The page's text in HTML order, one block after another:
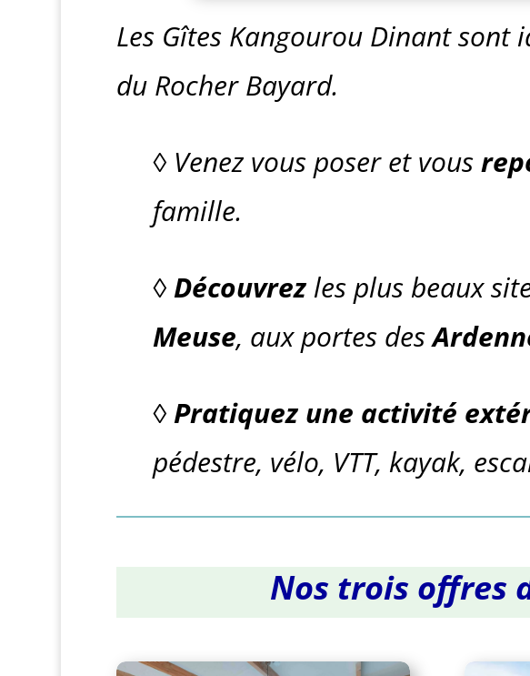
Les Gîtes Kangourou Dinant sont
du Rocher Bayard.
◊ Venez vous poser et vous
famille.
◊Découvrezles plus beaux
Meuse, aux portes des
◊Pratiquez une activité
pédestre, vélo, VTT, kayak,
Nos trois offres